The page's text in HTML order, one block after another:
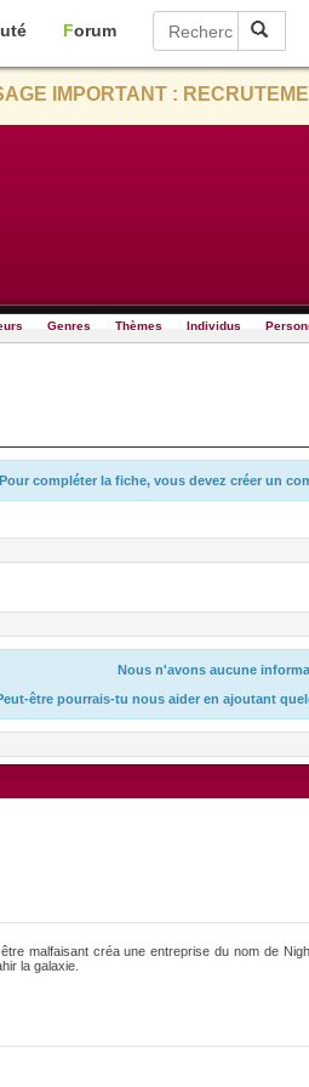
Forum
IMPORTANT :
Genres Thèmes Individus
Pour compléter la fiche, vous devez créer un
Nous n'avons aucune
être pourrais-tu nous aider en ajoutant
malfaisant créa une entreprise du nom de
la galaxie.